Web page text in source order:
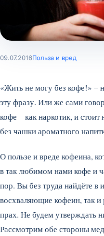
09.07.2016Польза и вред
«Жить не могу без кофе!» –
эту фразу. Или же сами
кофе – как наркотик, и
без чашки ароматного
О пользе и вреде кофеина,
в так любимом нами кофе и
пор. Вы без труда найдёте в
восхваляющие кофеин, так
прах. Не будем утверждать
Рассмотрим обе стороны